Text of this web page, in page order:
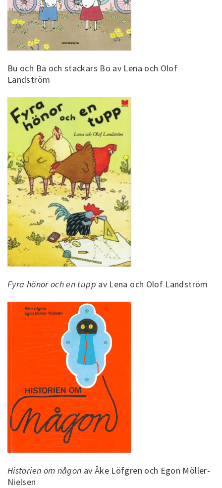
Bu och Bä och stackars Bo av Lena och Olof
Landström
Fyra hönor och en tupp av Lena och Olof Landström
Historien om någon av Åke Löfgren och Egon Möller-
Nielsen